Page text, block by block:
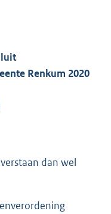
t
Renkum 2020
dan wel